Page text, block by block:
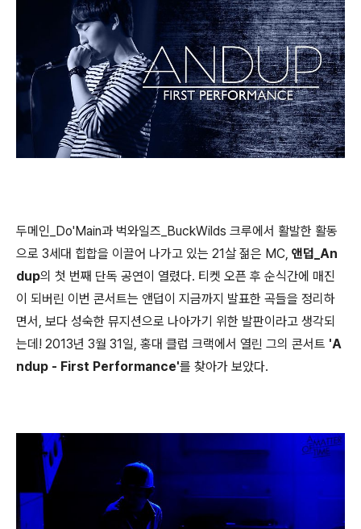
두메인_Do'Main과 벅와일즈_BuckWilds 크루에서 활발한 활동
으로 3세대 힙합을 이끌어 나가고 있는 21살 젊은 MC, 앤덥_An
dup의 첫 번째 단독 공연이 열렸다. 티켓 오픈 후 순식간에 매진
이 되버린 이번 콘서트는 앤덥이 지금까지 발표한 곡들을 정리하
면서, 보다 성숙한 뮤지션으로 나아가기 위한 발판이라고 생각되
는데! 2013년 3월 31일, 홍대 클럽 크랙에서 열린 그의 콘서트 'A
ndup - First Performance'를 찾아가 보았다.